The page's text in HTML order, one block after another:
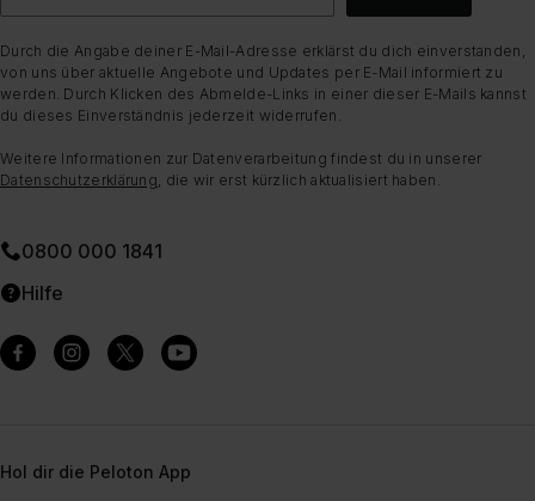
Durch die Angabe deiner E-Mail-Adresse erklärst du dich einverstanden,
von uns über aktuelle Angebote und Updates per E-Mail informiert zu
werden. Durch Klicken des Abmelde-Links in einer dieser E-Mails kannst
du dieses Einverständnis jederzeit widerrufen.
Weitere Informationen zur Datenverarbeitung findest du in unserer
Datenschutzerklärung , die wir erst kürzlich aktualisiert haben.
0800 000 1841
Hilfe
Hol dir die Peloton App